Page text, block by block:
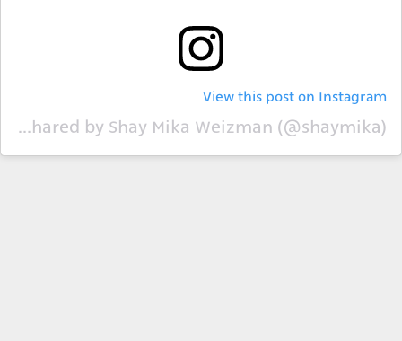
View this post on Instagram
A post shared by Shay Mika Weizman (@shaymika)